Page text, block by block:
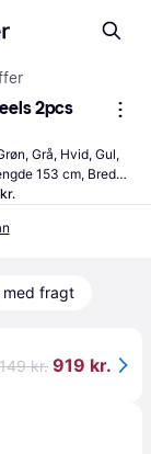
2pcs
Grå, Hvid, Gul,
153 cm, Bredde
med fragt
kr. 919 kr.